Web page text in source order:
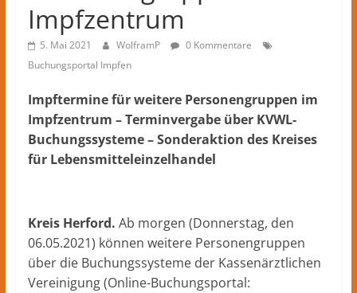
Kreis
Herford
lokale
und
mehr
aus
Herford
Herford
Impfzentrum
5. Mai 2021 WolframP
0 Kommentare
Buchungsportal Impfen
Impftermine für weitere Personengruppen im
Impfzentrum – Terminvergabe über KVWL-
Buchungssysteme – Sonderaktion des Kreises
für Lebensmitteleinzelhandel
Kreis Herford. Ab morgen (Donnerstag, den
06.05.2021) können weitere Personengruppen
über die Buchungssysteme der Kassenärztlichen
Vereinigung (Online-Buchungsportal: